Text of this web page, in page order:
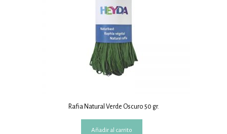
Rafia Natural Verde Oscuro 50 gr.
Añadir al carrito